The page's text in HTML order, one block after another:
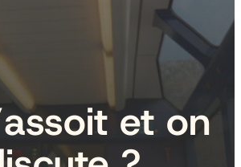
et on